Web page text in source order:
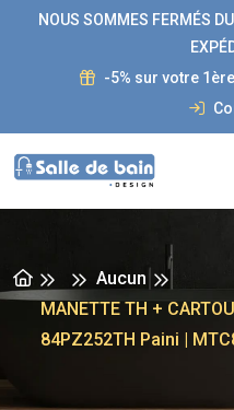
NOUS SOMMES FERMÉS
-5% sur votre
Aucun
MANETTE TH +
84PZ252TH Paini |